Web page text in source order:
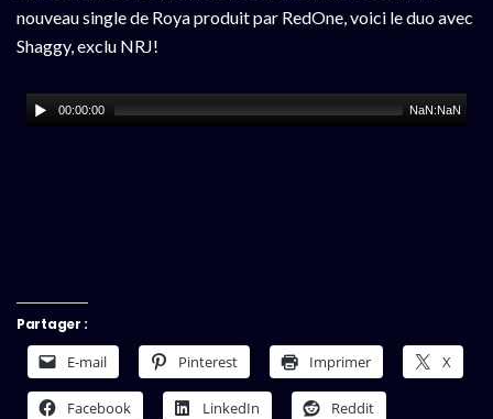
nouveau single de Roya produit par RedOne, voici le duo avec
Shaggy, exclu NRJ!
00:00:00 NaN:NaN
Partager :
E-mail Pinterest Imprimer X
Facebook LinkedIn Reddit